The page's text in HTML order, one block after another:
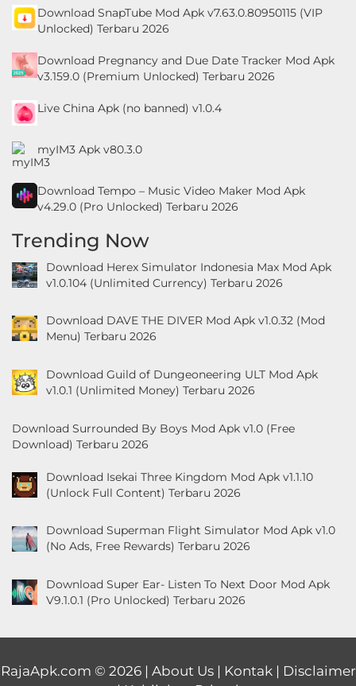
Download SnapTube Mod Apk v7.63.0.80950115 (VIP
Unlocked) Terbaru 2026
Download Pregnancy and Due Date Tracker Mod Apk
v3.159.0 (Premium Unlocked) Terbaru 2026
Live China Apk (no banned) v1.0.4
myIM3 Apk v80.3.0
Download Tempo – Music Video Maker Mod Apk
v4.29.0 (Pro Unlocked) Terbaru 2026
Trending Now
Download Herex Simulator Indonesia Max Mod Apk
v1.0.104 (Unlimited Currency) Terbaru 2026
Download DAVE THE DIVER Mod Apk v1.0.32 (Mod
Menu) Terbaru 2026
Download Guild of Dungeoneering ULT Mod Apk
v1.0.1 (Unlimited Money) Terbaru 2026
Download Surrounded By Boys Mod Apk v1.0 (Free
Download) Terbaru 2026
Download Isekai Three Kingdom Mod Apk v1.1.10
(Unlock Full Content) Terbaru 2026
Download Superman Flight Simulator Mod Apk v1.0
(No Ads, Free Rewards) Terbaru 2026
Download Super Ear- Listen To Next Door Mod Apk
V9.1.0.1 (Pro Unlocked) Terbaru 2026
RajaApk.com © 2026 | About Us| Kontak| Disclaimer